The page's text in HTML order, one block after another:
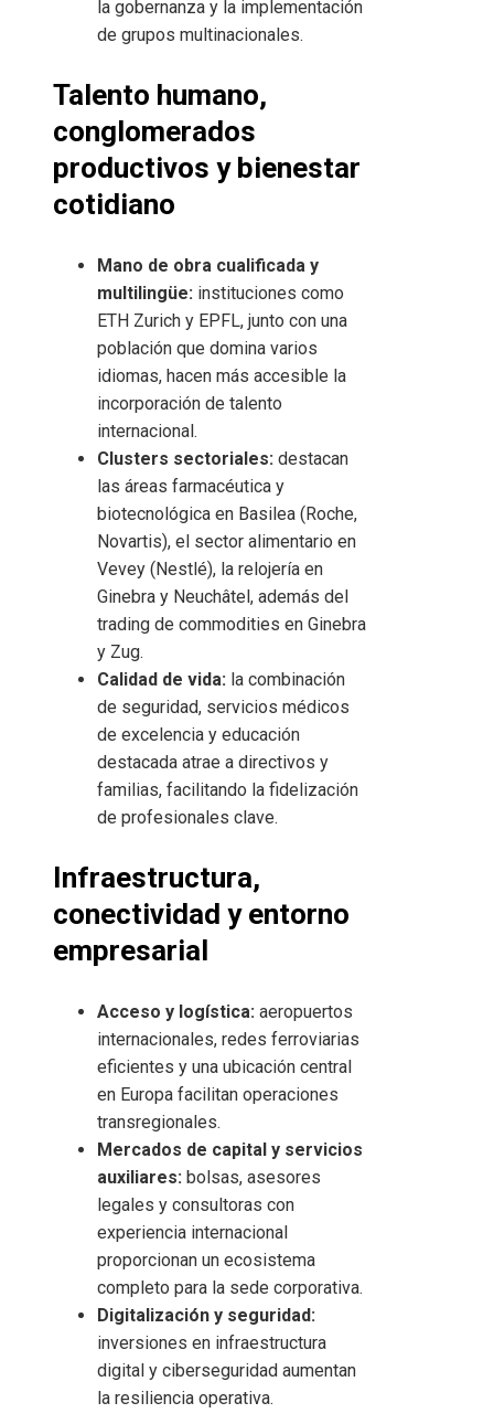
la gobernanza y la implementación
de grupos multinacionales.
Talento humano,
conglomerados
productivos y bienestar
cotidiano
Mano de obra cualificada y
multilingüe: instituciones como
ETH Zurich y EPFL, junto con una
población que domina varios
idiomas, hacen más accesible la
incorporación de talento
internacional.
Clusters sectoriales: destacan
las áreas farmacéutica y
biotecnológica en Basilea (Roche,
Novartis), el sector alimentario en
Vevey (Nestlé), la relojería en
Ginebra y Neuchâtel, además del
trading de commodities en Ginebra
y Zug.
Calidad de vida: la combinación
de seguridad, servicios médicos
de excelencia y educación
destacada atrae a directivos y
familias, facilitando la fidelización
de profesionales clave.
Infraestructura,
conectividad y entorno
empresarial
Acceso y logística: aeropuertos
internacionales, redes ferroviarias
eficientes y una ubicación central
en Europa facilitan operaciones
transregionales.
Mercados de capital y servicios
auxiliares: bolsas, asesores
legales y consultoras con
experiencia internacional
proporcionan un ecosistema
completo para la sede corporativa.
Digitalización y seguridad:
inversiones en infraestructura
digital y ciberseguridad aumentan
la resiliencia operativa.